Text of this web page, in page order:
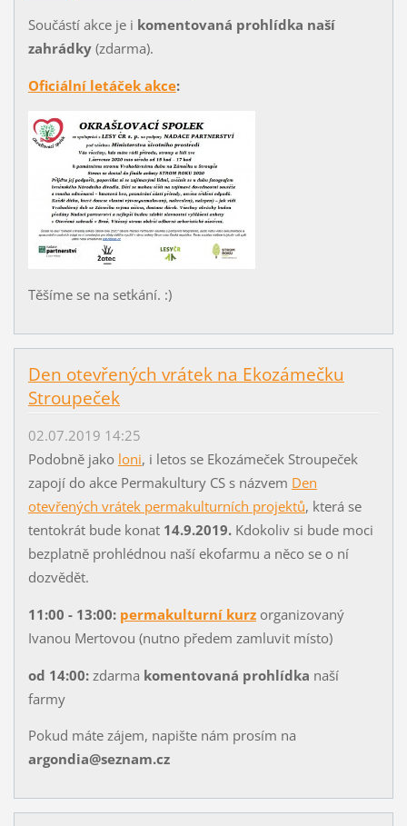
Součástí akce je i komentovaná prohlídka naší
zahrádky(zdarma).
Oficiální letáček akce:
Těšíme se na setkání. :)
Den otevřených vrátek na Ekozámečku
Stroupeček
02.07.2019 14:25
Podobně jako loni, i letos se Ekozámeček Stroupeček
zapojí do akce Permakultury CS s názvem Den
otevřených vrátek permakulturních projektů, která se
tentokrát bude konat 14.9.2019.Kdokoliv si bude moci
bezplatně prohlédnou naší ekofarmu a něco se o ní
dozvědět.
11:00 - 13:00: permakulturní kurzorganizovaný
Ivanou Mertovou (nutno předem zamluvit místo)
od 14:00:zdarma komentovaná prohlídka naší
farmy
Pokud máte zájem, napište nám prosím na
argondia@seznam.cz